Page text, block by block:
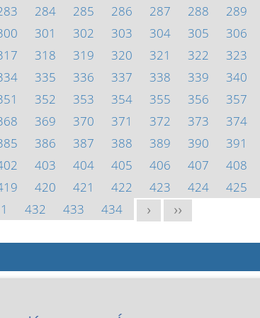
284 285 286 287 288 289
301 302 303 304 305 306
318 319 320 321 322 323
335 336 337 338 339 340
352 353 354 355 356 357
369 370 371 372 373 374
386 387 388 389 390 391
403 404 405 406 407 408
420 421 422 423 424 425
432 433 434 > >>